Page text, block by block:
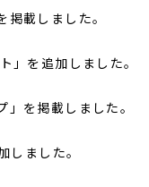
載しました。
」を追加しました。
を掲載しました。
ました。